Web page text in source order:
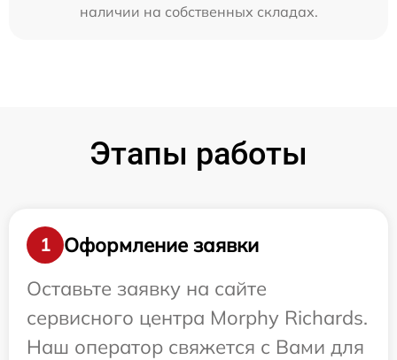
наличии на собственных складах.
Этапы работы
1
Оформление заявки
Оставьте заявку на сайте
сервисного центра Morphy Richards.
Наш оператор свяжется с Вами для